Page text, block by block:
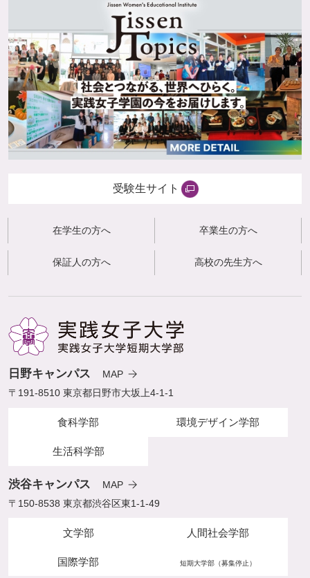
受験生サイト
在学生の方へ 卒業生の方へ
保証人の方へ 高校の先生方へ
日野キャンパス
MAP
〒191-8510 東京都日野市大坂上4-1-1
食科学部 環境デザイン学部
生活科学部
渋谷キャンパス
MAP
〒150-8538 東京都渋谷区東1-1-49
文学部 人間社会学部
国際学部 短期大学部（募集停止）